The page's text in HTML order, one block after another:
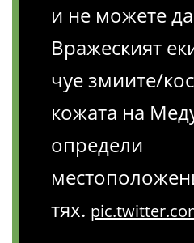
и не можете да
Вражеският
чуе змиите/
кожата на
определи
тях.